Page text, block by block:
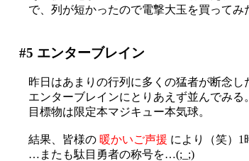
で、列が短かったので電撃大玉を買ってみ
#5 エンターブレイン
昨日はあまりの行列に多くの猛者が断念し
エンターブレインにとりあえず並んでみる。
目標物は限定本マジキュー本気球。
結果、皆様の 暖かいご声援 により（笑）1
…またも駄目勇者の称号を…(;_;)